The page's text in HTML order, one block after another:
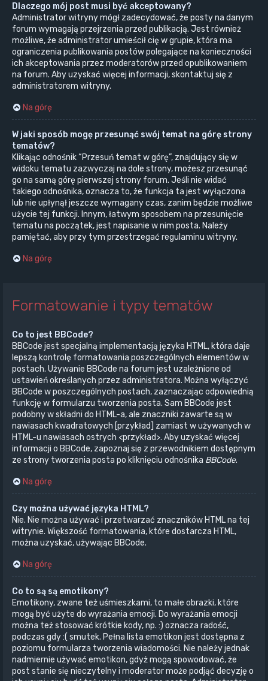
Dlaczego mój post musi być akceptowany?
Administrator witryny mógł zadecydować, że posty na danym
forum wymagają przejrzenia przed publikacją. Jest również
możliwe, że administrator umieścił cię w grupie, która ma
ograniczenia publikowania postów polegające na konieczności
ich akceptowania przez moderatorów przed opublikowaniem
na forum. Aby uzyskać więcej informacji, skontaktuj się z
administratorem witryny.
Na górę
W jaki sposób mogę przesunąć swój temat na górę strony
tematów?
Klikając odnośnik “Przesuń temat w górę”, znajdujący się w
widoku tematu zazwyczaj na dole strony, możesz przesunąć
go na samą górę pierwszej strony forum. Jeśli nie widać
takiego odnośnika, oznacza to, że funkcja ta jest wyłączona
lub nie upłynął jeszcze wymagany czas, zanim będzie możliwe
użycie tej funkcji. Innym, łatwym sposobem na przesunięcie
tematu na początek, jest napisanie w nim posta. Należy
pamiętać, aby przy tym przestrzegać regulaminu witryny.
Na górę
Formatowanie i typy tematów
Co to jest BBCode?
BBCode jest specjalną implementacją języka HTML, która daje
lepszą kontrolę formatowania poszczególnych elementów w
postach. Używanie BBCode na forum jest uzależnione od
ustawień określanych przez administratora. Można wyłączyć
BBCode w poszczególnych postach, zaznaczając odpowiednią
funkcję w formularzu tworzenia posta. Sam BBCode jest
podobny w składni do HTML-a, ale znaczniki zawarte są w
nawiasach kwadratowych [przykład] zamiast w używanych w
HTML-u nawiasach ostrych <przykład>. Aby uzyskać więcej
informacji o BBCode, zapoznaj się z przewodnikiem dostępnym
ze strony tworzenia posta po kliknięciu odnośnika BBCode.
Na górę
Czy można używać języka HTML?
Nie. Nie można używać i przetwarzać znaczników HTML na tej
witrynie. Większość formatowania, które dostarcza HTML,
można uzyskać, używając BBCode.
Na górę
Co to są są emotikony?
Emotikony, zwane też uśmieszkami, to małe obrazki, które
mogą być użyte do wyrażania emocji. Do wyrażania emocji
można też stosować krótkie kody, np. :) oznacza radość,
podczas gdy :( smutek. Pełna lista emotikon jest dostępna z
poziomu formularza tworzenia wiadomości. Nie należy jednak
nadmiernie używać emotikon, gdyż mogą spowodować, że
post stanie się nieczytelny i moderator może podjąć decyzję o